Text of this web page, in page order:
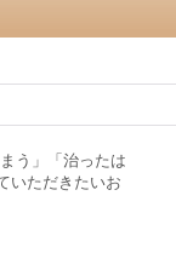
う」「治ったは
いただきたいお